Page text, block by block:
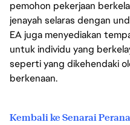
pemohon pekerjaan
jenayah selaras dengan
EA juga menyediakan
untuk individu yang
seperti yang dikehendaki
berkenaan.
Kembali ke Senarai